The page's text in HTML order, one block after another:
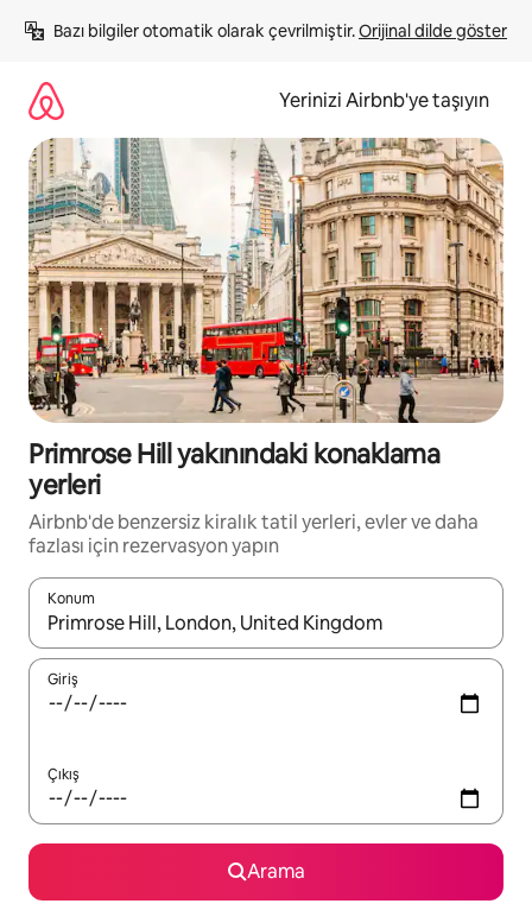
atla
Bazı bilgiler otomatik olarak çevrilmiştir. Orijinal dilde göster
Yerinizi Airbnb'ye taşıyın
Primrose Hill yakınındaki konaklama
yerleri
Airbnb'de benzersiz kiralık tatil yerleri, evler ve daha
fazlası için rezervasyon yapın
Konum
Sonuçlar kullanılabilir olduğunda yukarı ve aşağı oklarıyla
Giriş
Çıkış
Arama